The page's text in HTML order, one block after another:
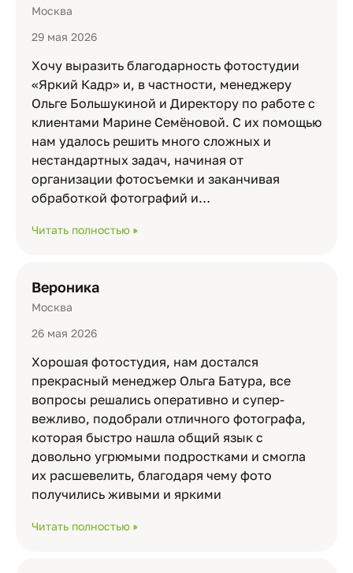
Москва
29 мая 2026
Хочу выразить благодарность фотостудии
«Яркий Кадр» и, в частности, менеджеру
Ольге Большукиной и Директору по работе с
клиентами Марине Семёновой. С их помощью
нам удалось решить много сложных и
нестандартных задач, начиная от
организации фотосъемки и заканчивая
обработкой фотографий и…
Читать полностью
Вероника
Москва
26 мая 2026
Хорошая фотостудия, нам достался
прекрасный менеджер Ольга Батура, все
вопросы решались оперативно и супер-
вежливо, подобрали отличного фотографа,
которая быстро нашла общий язык с
довольно угрюмыми подростками и смогла
их расшевелить, благодаря чему фото
получились живыми и яркими
Читать полностью